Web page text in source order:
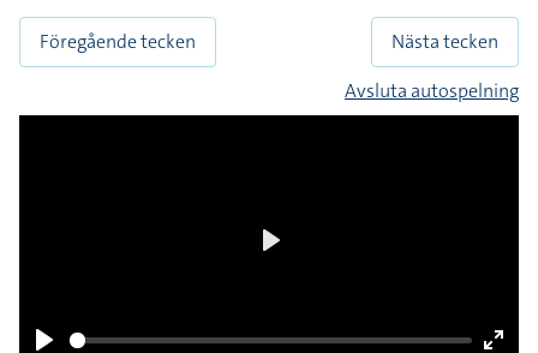
Föregående tecken
Nästa tecken
Avsluta autospelning